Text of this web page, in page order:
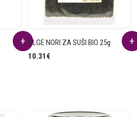
ALGE NORI ZA SUŠI BIO 25g
10.31 €